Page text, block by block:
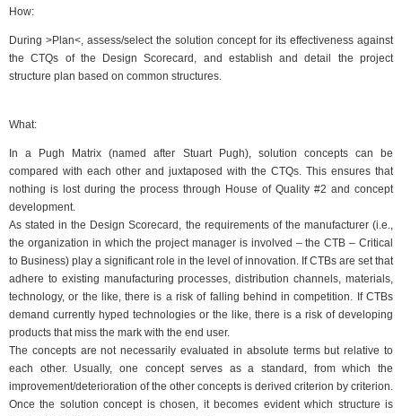
How:
During >Plan<, assess/select the solution concept for its effectiveness against
the CTQs of the Design Scorecard, and establish and detail the project
structure plan based on common structures.
What:
In a Pugh Matrix (named after Stuart Pugh), solution concepts can be
compared with each other and juxtaposed with the CTQs. This ensures that
nothing is lost during the process through House of Quality #2 and concept
development.
As stated in the Design Scorecard, the requirements of the manufacturer (i.e.,
the organization in which the project manager is involved – the CTB – Critical
to Business) play a significant role in the level of innovation. If CTBs are set that
adhere to existing manufacturing processes, distribution channels, materials,
technology, or the like, there is a risk of falling behind in competition. If CTBs
demand currently hyped technologies or the like, there is a risk of developing
products that miss the mark with the end user.
The concepts are not necessarily evaluated in absolute terms but relative to
each other. Usually, one concept serves as a standard, from which the
improvement/deterioration of the other concepts is derived criterion by criterion.
Once the solution concept is chosen, it becomes evident which structure is